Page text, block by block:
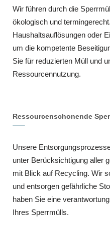
Wir führen durch die
ökologisch und
Haushaltsauflösungen oder
um die kompetente
Sie für reduzierten Müll und
Ressourcennutzung.
Ressourcenschonende
Unsere
unter Berücksichtigung aller
mit Blick auf Recycling. Wir
und entsorgen gefährliche
haben Sie eine
Ihres Sperrmülls.